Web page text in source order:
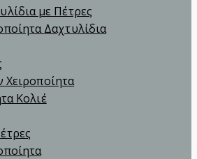
με Πέτρες
Δαχτυλίδια
Χειροποίητα
Κολιέ